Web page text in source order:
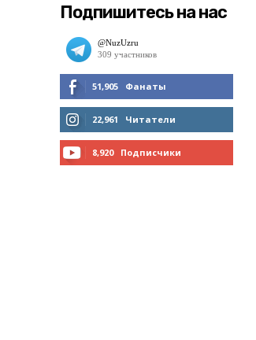
Подпишитесь на нас
51,905 Фанаты
МНЕ НРАВИТСЯ
22,961 Читатели
8,920 Подписчики